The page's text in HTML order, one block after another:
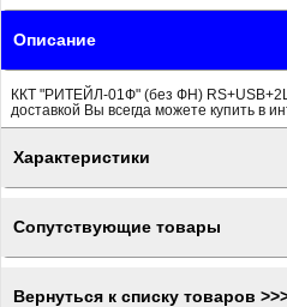
Описание
ККТ "РИТЕЙЛ-01Ф" (без ФН)
доставкой Вы всегда можете купить в
Характеристики
Сопутствующие товары
Вернуться к списку товаров